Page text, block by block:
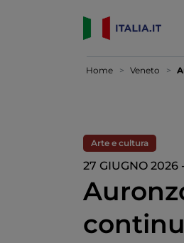
Home Veneto
Arte e cultura
27 GIUGNO 2026